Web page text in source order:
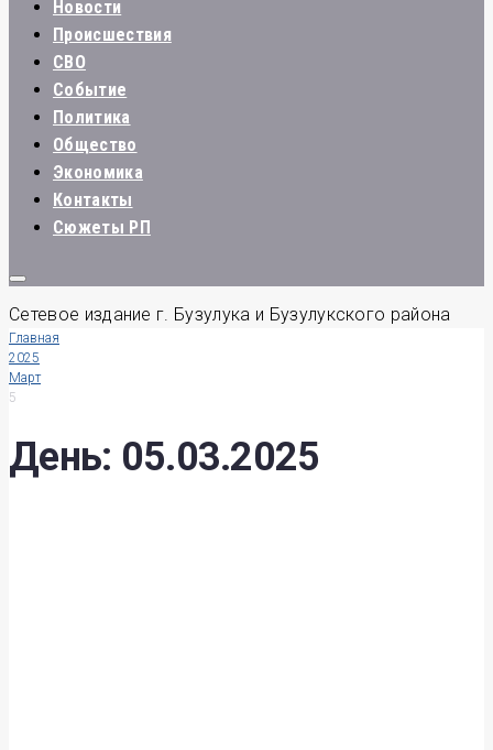
Новости
Происшествия
СВО
Событие
Политика
Общество
Экономика
Контакты
Сюжеты РП
Сетевое издание г. Бузулука и Бузулукского района
Главная
2025
Март
5
День: 05.03.2025